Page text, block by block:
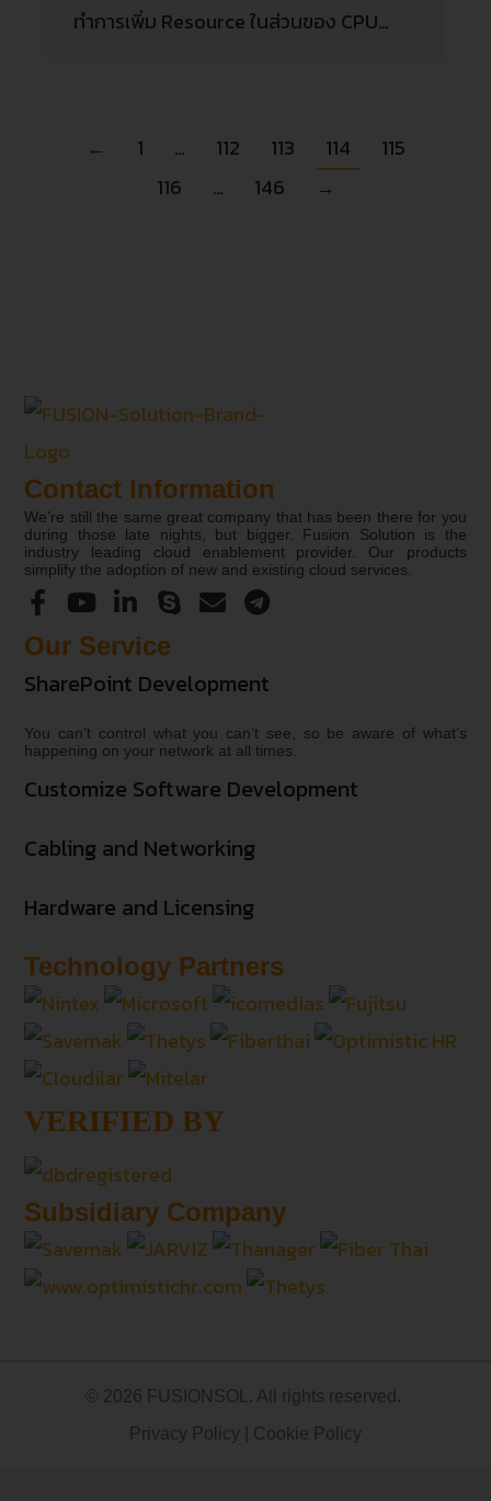
ทำการเพิ่ม Resource ในส่วนของ CPU…
← 1 … 112 113 114
115
116
… 146 →
Contact Information
We’re still the same great company that has been there for you
during those late nights, but bigger. Fusion Solution is the
industry leading cloud enablement provider. Our products
simplify the adoption of new and existing cloud services.
Our Service
SharePoint Development
You can’t control what you can’t see, so be aware of what’s
happening on your network at all times.
Customize Software Development
Cabling and Networking
Hardware and Licensing
Technology Partners
VERIFIED BY
Subsidiary Company
© 2026 FUSIONSOL. All rights reserved.
Privacy Policy
Cookie Policy